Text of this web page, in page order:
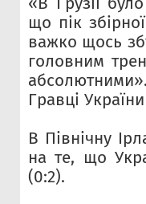
що пік
важко щось
головним
абсолютними».
Гравці
В Північну
на те, що
(0:2).